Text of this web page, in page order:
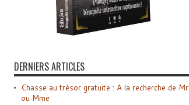
DERNIERS ARTICLES
Chasse au trésor gratuite : A la recherche de Mr
ou Mme